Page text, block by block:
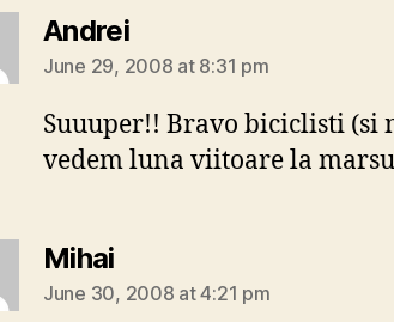
Andreisays:
June 29, 2008 at 8:31 pm
Suuuper!! Bravo biciclisti (si
vedem luna viitoare la
Mihaisays:
June 30, 2008 at 4:21 pm